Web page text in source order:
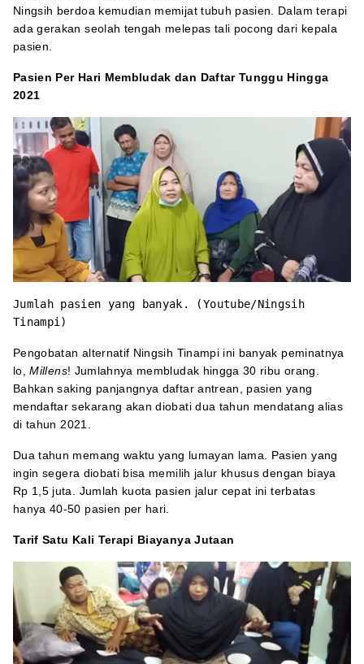
Ningsih berdoa kemudian memijat tubuh pasien. Dalam terapi
ada gerakan seolah tengah melepas tali pocong dari kepala
pasien.
Pasien Per Hari Membludak dan Daftar Tunggu Hingga
2021
Jumlah pasien yang banyak. (Youtube/Ningsih
Tinampi)
Pengobatan alternatif Ningsih Tinampi ini banyak peminatnya
lo,Millens! Jumlahnya membludak hingga 30 ribu orang.
Bahkan saking panjangnya daftar antrean, pasien yang
mendaftar sekarang akan diobati dua tahun mendatang alias
di tahun 2021.
Dua tahun memang waktu yang lumayan lama. Pasien yang
ingin segera diobati bisa memilih jalur khusus dengan biaya
Rp 1,5 juta. Jumlah kuota pasien jalur cepat ini terbatas
hanya 40-50 pasien per hari.
Tarif Satu Kali Terapi Biayanya Jutaan